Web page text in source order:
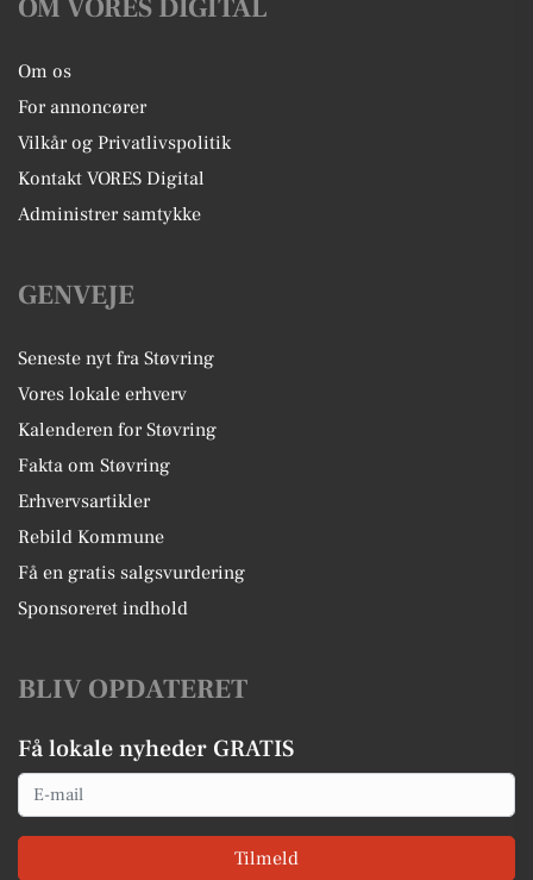
OM VORES DIGITAL
Om os
For annoncører
Vilkår og Privatlivspolitik
Kontakt VORES Digital
Administrer samtykke
GENVEJE
Seneste nyt fra Støvring
Vores lokale erhverv
Kalenderen for Støvring
Fakta om Støvring
Erhvervsartikler
Rebild Kommune
Få en gratis salgsvurdering
Sponsoreret indhold
BLIV OPDATERET
Få lokale nyheder GRATIS
Email
Tilmeld